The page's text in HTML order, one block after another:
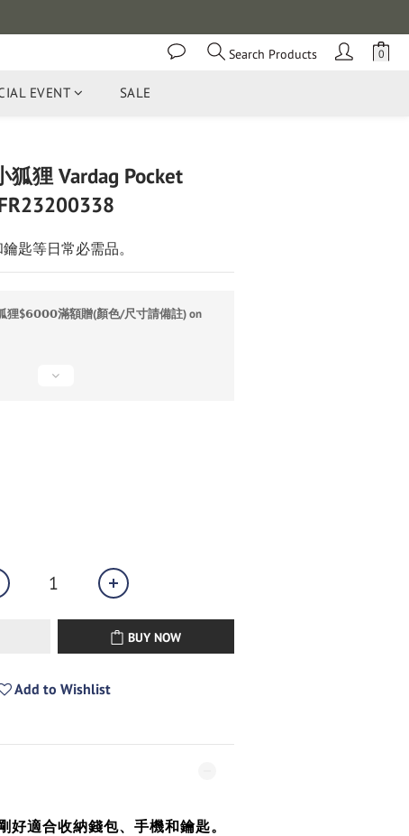
Search Products
EVENT SALE
狐狸 Vardag Pocket
匙等日常必需品。
狸$𝟲𝟬𝟬𝟬滿額贈(顏色/尺寸請備註) on
BUY NOW
Add to Wishlist
好適合收納錢包、手機和鑰匙。